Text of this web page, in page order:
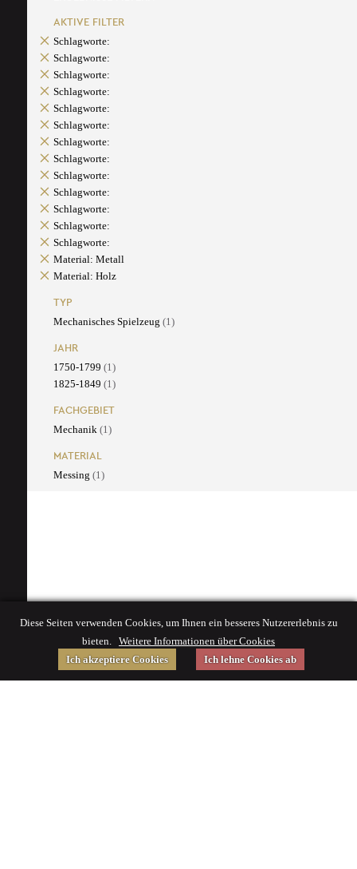
AKTIVE FILTER
Schlagworte:
Schlagworte:
Schlagworte:
Schlagworte:
Schlagworte:
Schlagworte:
Schlagworte:
Schlagworte:
Schlagworte:
Schlagworte:
Schlagworte:
Schlagworte:
Schlagworte:
Material: Metall
Material: Holz
TYP
Mechanisches Spielzeug (1)
JAHR
1750-1799 (1)
1825-1849 (1)
FACHGEBIET
Mechanik (1)
MATERIAL
Messing (1)
Diese Seiten verwenden Cookies, um Ihnen ein besseres Nutzererlebnis zu
bieten. Weitere Informationen über Cookies
Ich akzeptiere Cookies
Ich lehne Cookies ab